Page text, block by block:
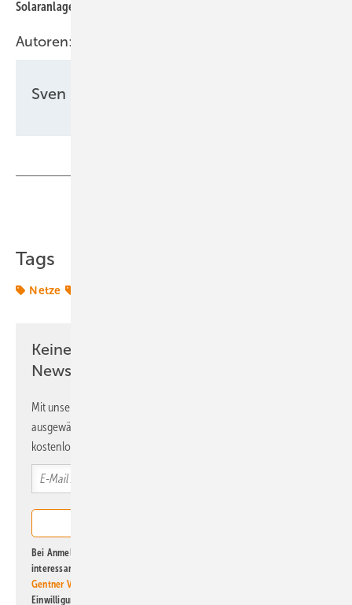
Solaranlagen vor Dieben
Autoren:
Sven Ullrich
Tags
Netze
Keine Zeit? Kein Problem mit dem ERE
Newsletter!
Mit unserem Newsletter erhalten Sie regelmäßig von uns
ausgewählte Informationen und Neuigkeiten, gebündelt und
kostenlos direkt ins Postfach.
Bei Anmeldung zu diesem Newsletter bin ich damit einverstanden, über
interessante Verlags- und Online-Angebote
Gentner Verlag GmbH & Co. KG
Einwilligung kann ich jederzeit widerrufen und eine Abmeldung ist